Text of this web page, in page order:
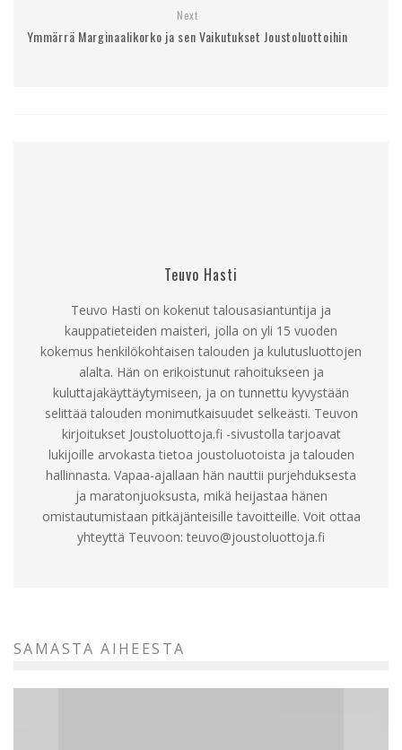
Next
Ymmärrä Marginaalikorko ja sen Vaikutukset Joustoluottoihin
Teuvo Hasti
Teuvo Hasti on kokenut talousasiantuntija ja
kauppatieteiden maisteri, jolla on yli 15 vuoden
kokemus henkilökohtaisen talouden ja kulutusluottojen
alalta. Hän on erikoistunut rahoitukseen ja
kuluttajakäyttäytymiseen, ja on tunnettu kyvystään
selittää talouden monimutkaisuudet selkeästi. Teuvon
kirjoitukset Joustoluottoja.fi -sivustolla tarjoavat
lukijoille arvokasta tietoa joustoluotoista ja talouden
hallinnasta. Vapaa-ajallaan hän nauttii purjehduksesta
ja maratonjuoksusta, mikä heijastaa hänen
omistautumistaan pitkäjänteisille tavoitteille. Voit ottaa
yhteyttä Teuvoon: teuvo@joustoluottoja.fi
SAMASTA AIHEESTA